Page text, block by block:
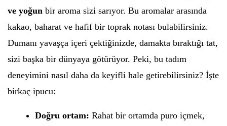
ve yoğun bir aroma sizi sarıyor. Bu aromalar arasında
kakao, baharat ve hafif bir toprak notası bulabilirsiniz.
Dumanı yavaşça içeri çektiğinizde, damakta bıraktığı tat,
sizi başka bir dünyaya götürüyor. Peki, bu tadım
deneyimini nasıl daha da keyifli hale getirebilirsiniz? İşte
birkaç ipucu:
Doğru ortam: Rahat bir ortamda puro içmek,